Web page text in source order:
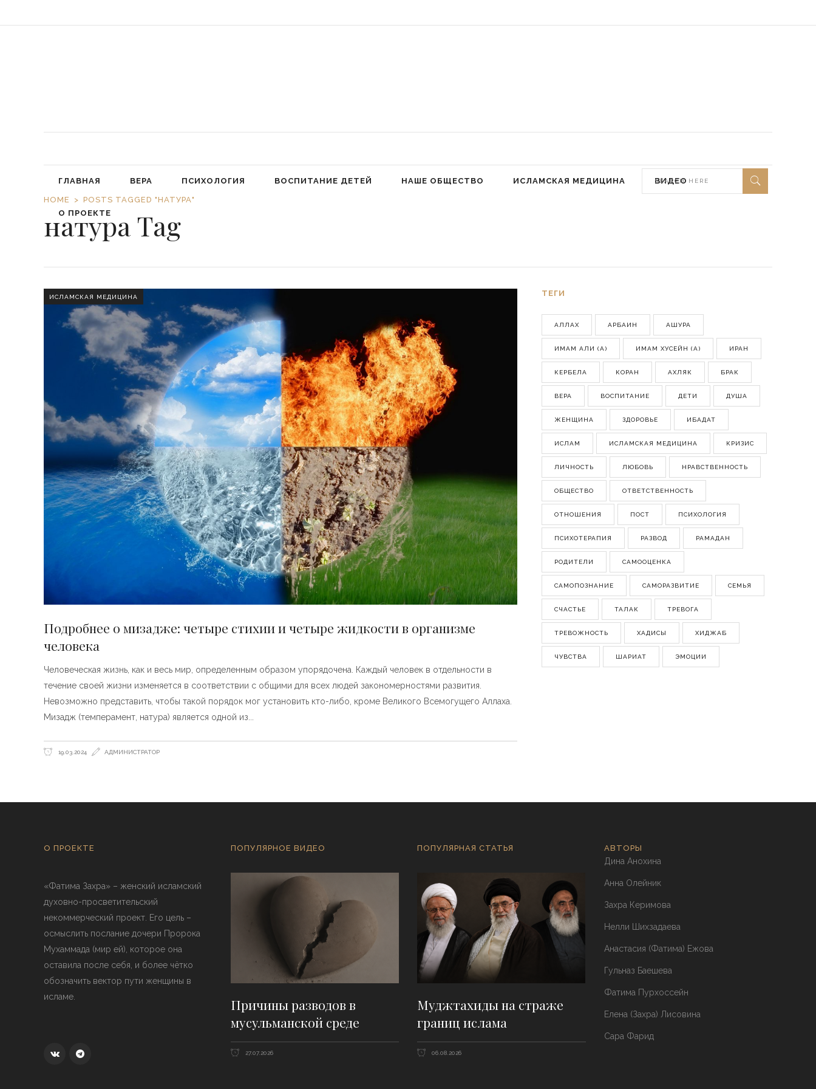
ГЛАВНАЯ ВЕРА ПСИХОЛОГИЯ ВОСПИТАНИЕ ДЕТЕЙ НАШЕ ОБЩЕСТВО ИСЛАМСКАЯ МЕДИЦИНА ВИДЕО
О ПРОЕКТЕ
HOME POSTS TAGGED "НАТУРА"
натура Tag
ИСЛАМСКАЯ МЕДИЦИНА
Подробнее о мизадже: четыре стихии и четыре жидкости в организме
человека
Человеческая жизнь, как и весь мир, определенным образом упорядочена. Каждый человек в отдельности в
течение своей жизни изменяется в соответствии с общими для всех людей закономерностями развития.
Невозможно представить, чтобы такой порядок мог установить кто-либо, кроме Великого Всемогущего Аллаха.
Мизадж (темперамент, натура) является одной из
19.03.2024 АДМИНИСТРАТОР
ТЕГИ
АЛЛАХ АРБАИН АШУРА
ИМАМ АЛИ (А) ИМАМ ХУСЕЙН (А) ИРАН
КЕРБЕЛА КОРАН АХЛЯК БРАК
ВЕРА ВОСПИТАНИЕ ДЕТИ ДУША
ЖЕНЩИНА ЗДОРОВЬЕ ИБАДАТ
ИСЛАМ ИСЛАМСКАЯ МЕДИЦИНА КРИЗИС
ЛИЧНОСТЬ ЛЮБОВЬ НРАВСТВЕННОСТЬ
ОБЩЕСТВО ОТВЕТСТВЕННОСТЬ
ОТНОШЕНИЯ ПОСТ ПСИХОЛОГИЯ
ПСИХОТЕРАПИЯ РАЗВОД РАМАДАН
РОДИТЕЛИ САМООЦЕНКА
САМОПОЗНАНИЕ САМОРАЗВИТИЕ СЕМЬЯ
СЧАСТЬЕ ТАЛАК ТРЕВОГА
ТРЕВОЖНОСТЬ ХАДИСЫ ХИДЖАБ
ЧУВСТВА ШАРИАТ ЭМОЦИИ
О ПРОЕКТЕ
«Фатима Захра» – женский исламский
духовно-просветительский
некоммерческий проект. Его цель –
осмыслить послание дочери Пророка
Мухаммада (мир ей), которое она
оставила после себя, и более чётко
обозначить вектор пути женщины в
исламе.
ПОПУЛЯРНОЕ ВИДЕО
Причины разводов в
мусульманской среде
27.07.2026
ПОПУЛЯРНАЯ СТАТЬЯ
Муджтахиды на страже
границ ислама
06.08.2026
АВТОРЫ
Дина Анохина
Анна Олейник
Захра Керимова
Нелли Шихзадаева
Анастасия (Фатима) Ежова
Гульназ Баешева
Фатима Пурхоссейн
Елена (Захра) Лисовина
Сара Фарид